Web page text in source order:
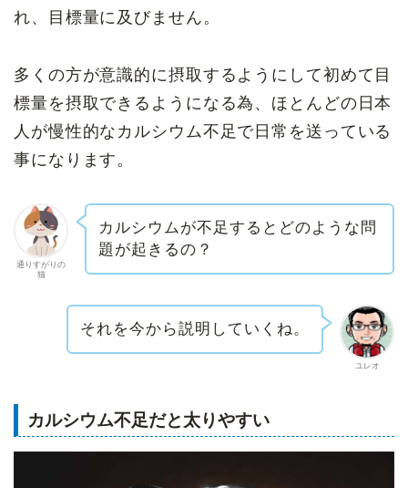
れ、目標量に及びません。
多くの方が意識的に摂取するようにして初めて目
標量を摂取できるようになる為、ほとんどの日本
人が慢性的なカルシウム不足で日常を送っている
事になります。
通りすがりの
猫
カルシウムが不足するとどのような問
題が起きるの？
ユレオ
それを今から説明していくね。
カルシウム不足だと太りやすい